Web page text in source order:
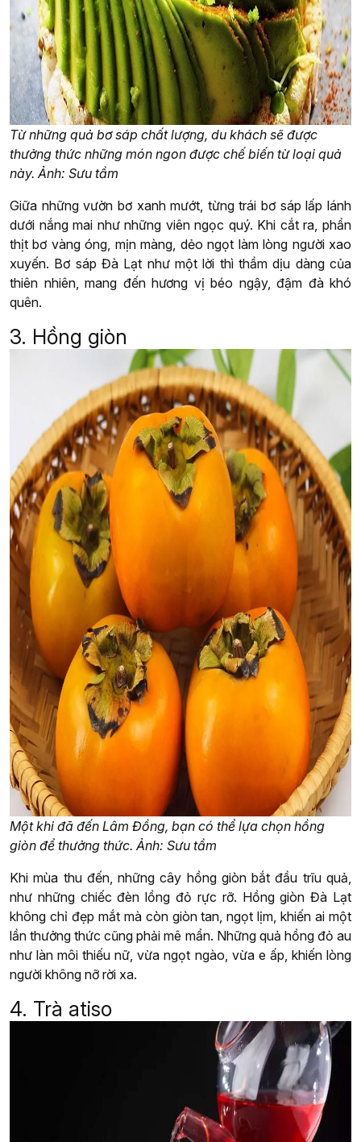
Từ những quả bơ sáp chất lượng, du khách sẽ được
thưởng thức những món ngon được chế biến từ loại quả
này. Ảnh: Sưu tầm
Giữa những vườn bơ xanh mướt, từng trái bơ sáp lấp lánh
dưới nắng mai như những viên ngọc quý. Khi cắt ra, phần
thịt bơ vàng óng, mịn màng, dẻo ngọt làm lòng người xao
xuyến. Bơ sáp Đà Lạt như một lời thì thầm dịu dàng của
thiên nhiên, mang đến hương vị béo ngậy, đậm đà khó
quên.
3. Hồng giòn
Một khi đã đến Lâm Đồng, bạn có thể lựa chọn hồng
giòn để thưởng thức. Ảnh: Sưu tầm
Khi mùa thu đến, những cây hồng giòn bắt đầu trĩu quả,
như những chiếc đèn lồng đỏ rực rỡ. Hồng giòn Đà Lạt
không chỉ đẹp mắt mà còn giòn tan, ngọt lịm, khiến ai một
lần thưởng thức cũng phải mê mẩn. Những quả hồng đỏ au
như làn môi thiếu nữ, vừa ngọt ngào, vừa e ấp, khiến lòng
người không nỡ rời xa.
4. Trà atiso